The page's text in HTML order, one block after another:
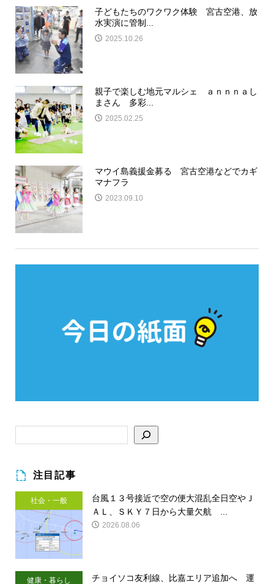
子どもたちのワクワク体験 宮古空港、放
水実演に管制...
2025.10.26
親子で楽しむ地元マルシェ ａｎｎｎａし
まさん 多彩...
2025.02.25
マウイ島義援金募る 宮古空港などでカギ
マナフラ
2023.09.10
注目記事
社会・一般
台風１３号接近で空の便大混乱全日空やＪ
ＡＬ、ＳＫＹ７日から大量欠航 ...
2026.08.06
健康・暮らし
チョイソコ友利線、比嘉エリア追加へ 運